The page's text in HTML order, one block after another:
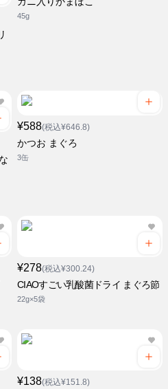
45g
¥588(税込¥646.8)
かつお まぐろ
3缶
¥278(税込¥300.24)
CIAOすごい乳酸菌ドライ まぐろ節
22g×5袋
¥138(税込¥151.8)